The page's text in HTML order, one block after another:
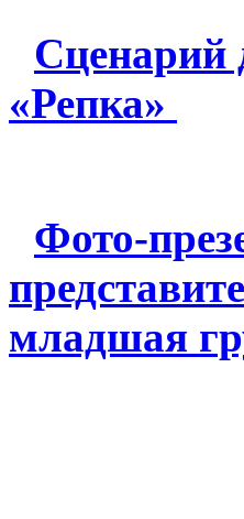
Сценарий
«Репка»
Фото-
младшая